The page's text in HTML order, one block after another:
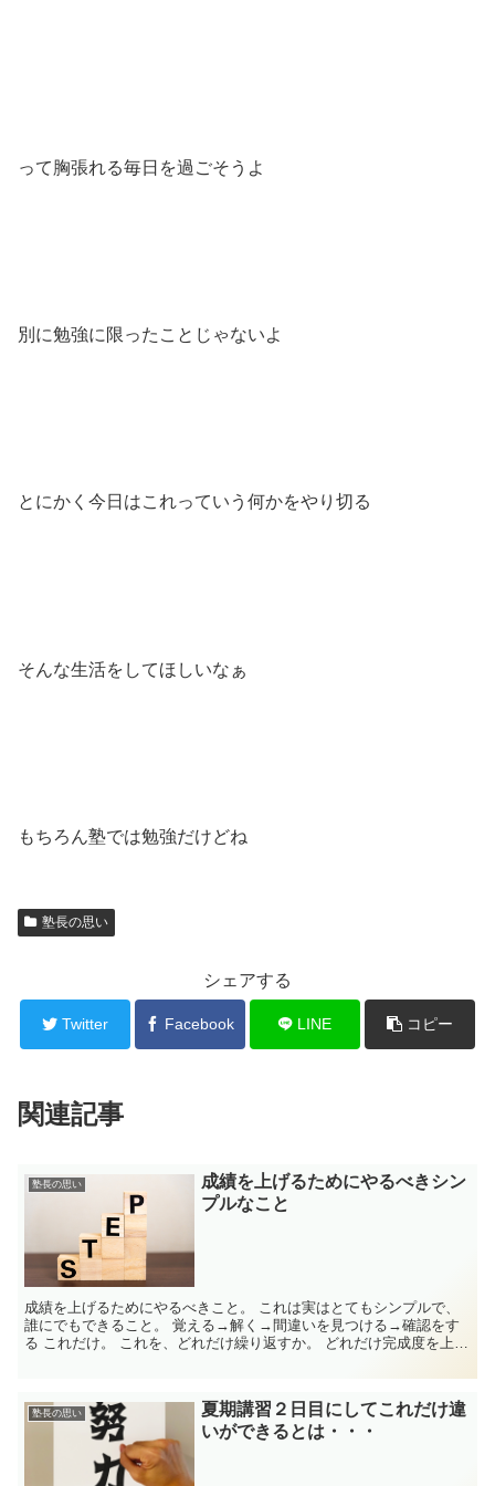
って胸張れる毎日を過ごそうよ
別に勉強に限ったことじゃないよ
とにかく今日はこれっていう何かをやり切る
そんな生活をしてほしいなぁ
もちろん塾では勉強だけどね
塾長の思い
シェアする
Twitter Facebook LINE コピー
関連記事
塾長の思い
成績を上げるためにやるべきシン
プルなこと
成績を上げるためにやるべきこと。 これは実はとてもシンプルで、
誰にでもできること。 覚える→解く→間違いを見つける→確認をす
る これだけ。 これを、どれだけ繰り返すか。 どれだけ完成度を上げ
塾長の思い
夏期講習２日目にしてこれだけ違
いができるとは・・・